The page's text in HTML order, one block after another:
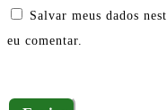
Salvar meus dados
eu comentar.